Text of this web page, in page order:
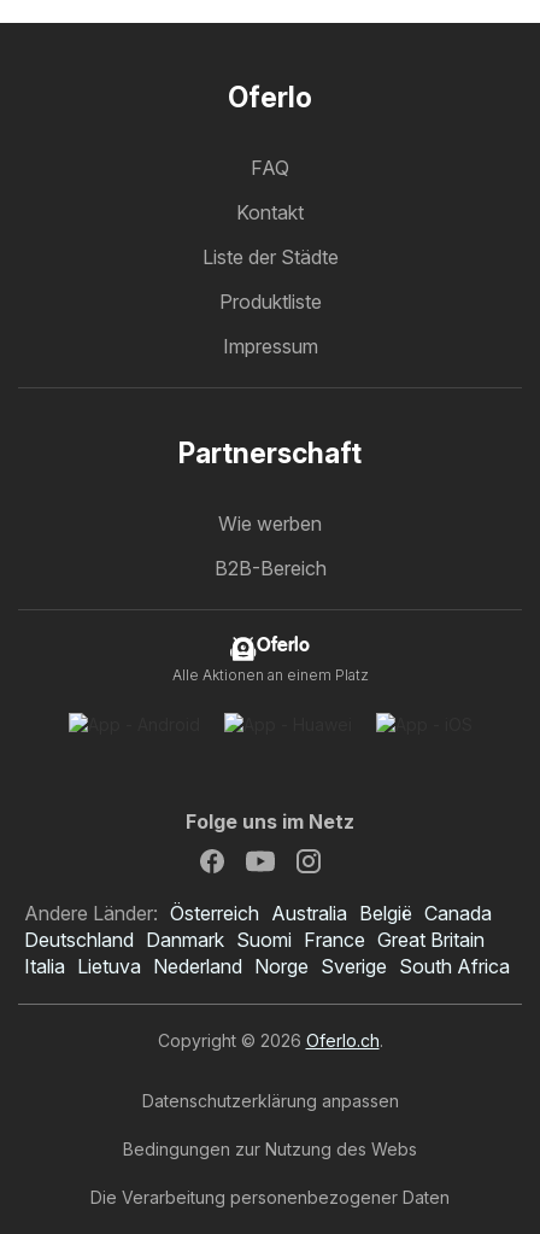
Oferlo
FAQ
Kontakt
Liste der Städte
Produktliste
Impressum
Partnerschaft
Wie werben
B2B-Bereich
Oferlo
Alle Aktionen an einem Platz
Folge uns im Netz
Andere Länder: Österreich Australia België Canada
Deutschland Danmark Suomi France Great Britain
Italia Lietuva Nederland Norge Sverige South Africa
Copyright © 2026 Oferlo.ch.
Datenschutzerklärung anpassen
Bedingungen zur Nutzung des Webs
Die Verarbeitung personenbezogener Daten